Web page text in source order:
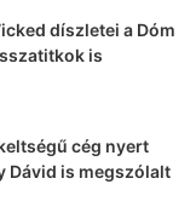
díszletei a Dóm
is
cég nyert
Dávid is megszólalt